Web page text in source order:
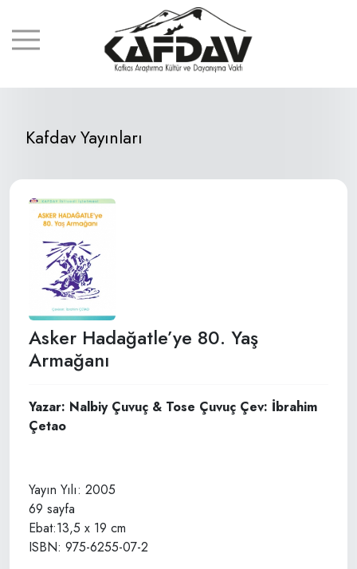
Kafdav Yayınları
Asker Hadağatle’ye 80. Yaş
Armağanı
Yazar: Nalbiy Çuvuç & Tose Çuvuç Çev: İbrahim
Çetao
Yayın Yılı: 2005
69 sayfa
Ebat:13,5 x 19 cm
ISBN: 975-6255-07-2